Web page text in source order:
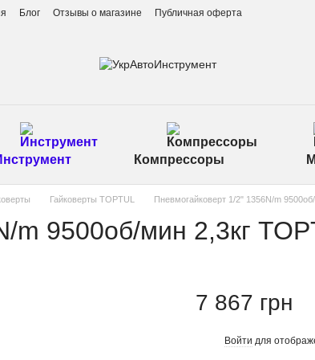
Блог Отзывы о магазине Публичная оферта
Компрессоры
Гайковерты TOPTUL Пневмогайковерт 1/2" 1356N/m
m 9500об/мин 2,3кг
7 867 грн
Войти для